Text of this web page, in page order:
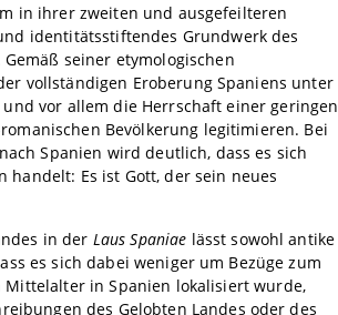
in ihrer zweiten und ausgefeilteren
identitätsstiftendes Grundwerk des
seiner etymologischen
vollständigen Eroberung Spaniens unter
vor allem die Herrschaft einer geringen
Bevölkerung legitimieren. Bei
Spanien wird deutlich, dass es sich
Es ist Gott, der sein neues
in der Laus Spaniae lässt sowohl antike
es sich dabei weniger um Bezüge zum
in Spanien lokalisiert wurde,
des Gelobten Landes oder des